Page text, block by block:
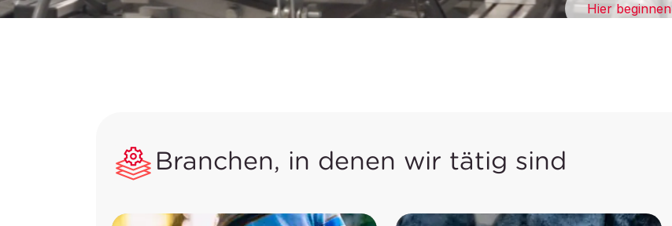
Hier beginnen
Branchen, in denen wir tätig sind